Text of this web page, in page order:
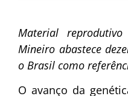
Material
Mineiro abastece
o Brasil como
O avanço da